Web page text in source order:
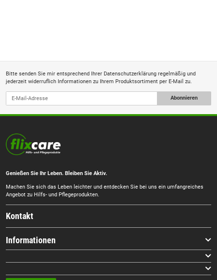
Bitte senden Sie mir entsprechend Ihrer Datenschutzerklärung regelmäßig und
jederzeit widerruflich Informationen zu Ihrem Produktsortiment per E-Mail zu.
Abonnieren
Genießen Sie Ihr Leben. Bleiben Sie Aktiv.
Machen Sie sich das Leben leichter und entdecken Sie bei uns ein umfangreiches
Angebot zu Hilfs- und Pflegeprodukten.
Kontakt
Informationen